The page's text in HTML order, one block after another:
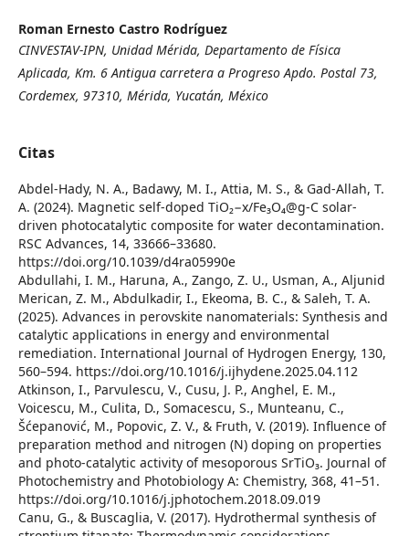
Roman Ernesto Castro Rodríguez
CINVESTAV-IPN, Unidad Mérida, Departamento de Física
Aplicada, Km. 6 Antigua carretera a Progreso Apdo. Postal 73,
Cordemex, 97310, Mérida, Yucatán, México
Citas
Abdel-Hady, N. A., Badawy, M. I., Attia, M. S., & Gad-Allah, T.
A. (2024). Magnetic self-doped TiO₂−x/Fe₃O₄@g-C solar-
driven photocatalytic composite for water decontamination.
RSC Advances, 14, 33666–33680.
https://doi.org/10.1039/d4ra05990e
Abdullahi, I. M., Haruna, A., Zango, Z. U., Usman, A., Aljunid
Merican, Z. M., Abdulkadir, I., Ekeoma, B. C., & Saleh, T. A.
(2025). Advances in perovskite nanomaterials: Synthesis and
catalytic applications in energy and environmental
remediation. International Journal of Hydrogen Energy, 130,
560–594. https://doi.org/10.1016/j.ijhydene.2025.04.112
Atkinson, I., Parvulescu, V., Cusu, J. P., Anghel, E. M.,
Voicescu, M., Culita, D., Somacescu, S., Munteanu, C.,
Šćepanović, M., Popovic, Z. V., & Fruth, V. (2019). Influence of
preparation method and nitrogen (N) doping on properties
and photo-catalytic activity of mesoporous SrTiO₃. Journal of
Photochemistry and Photobiology A: Chemistry, 368, 41–51.
https://doi.org/10.1016/j.jphotochem.2018.09.019
Canu, G., & Buscaglia, V. (2017). Hydrothermal synthesis of